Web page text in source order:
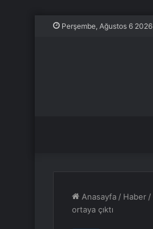
Perşembe, Ağustos 6 2026
Anasayfa / Haber /
ortaya çıktı